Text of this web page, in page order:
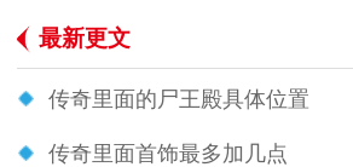
最新更文
传奇里面的尸王殿具体位置
传奇里面首饰最多加几点